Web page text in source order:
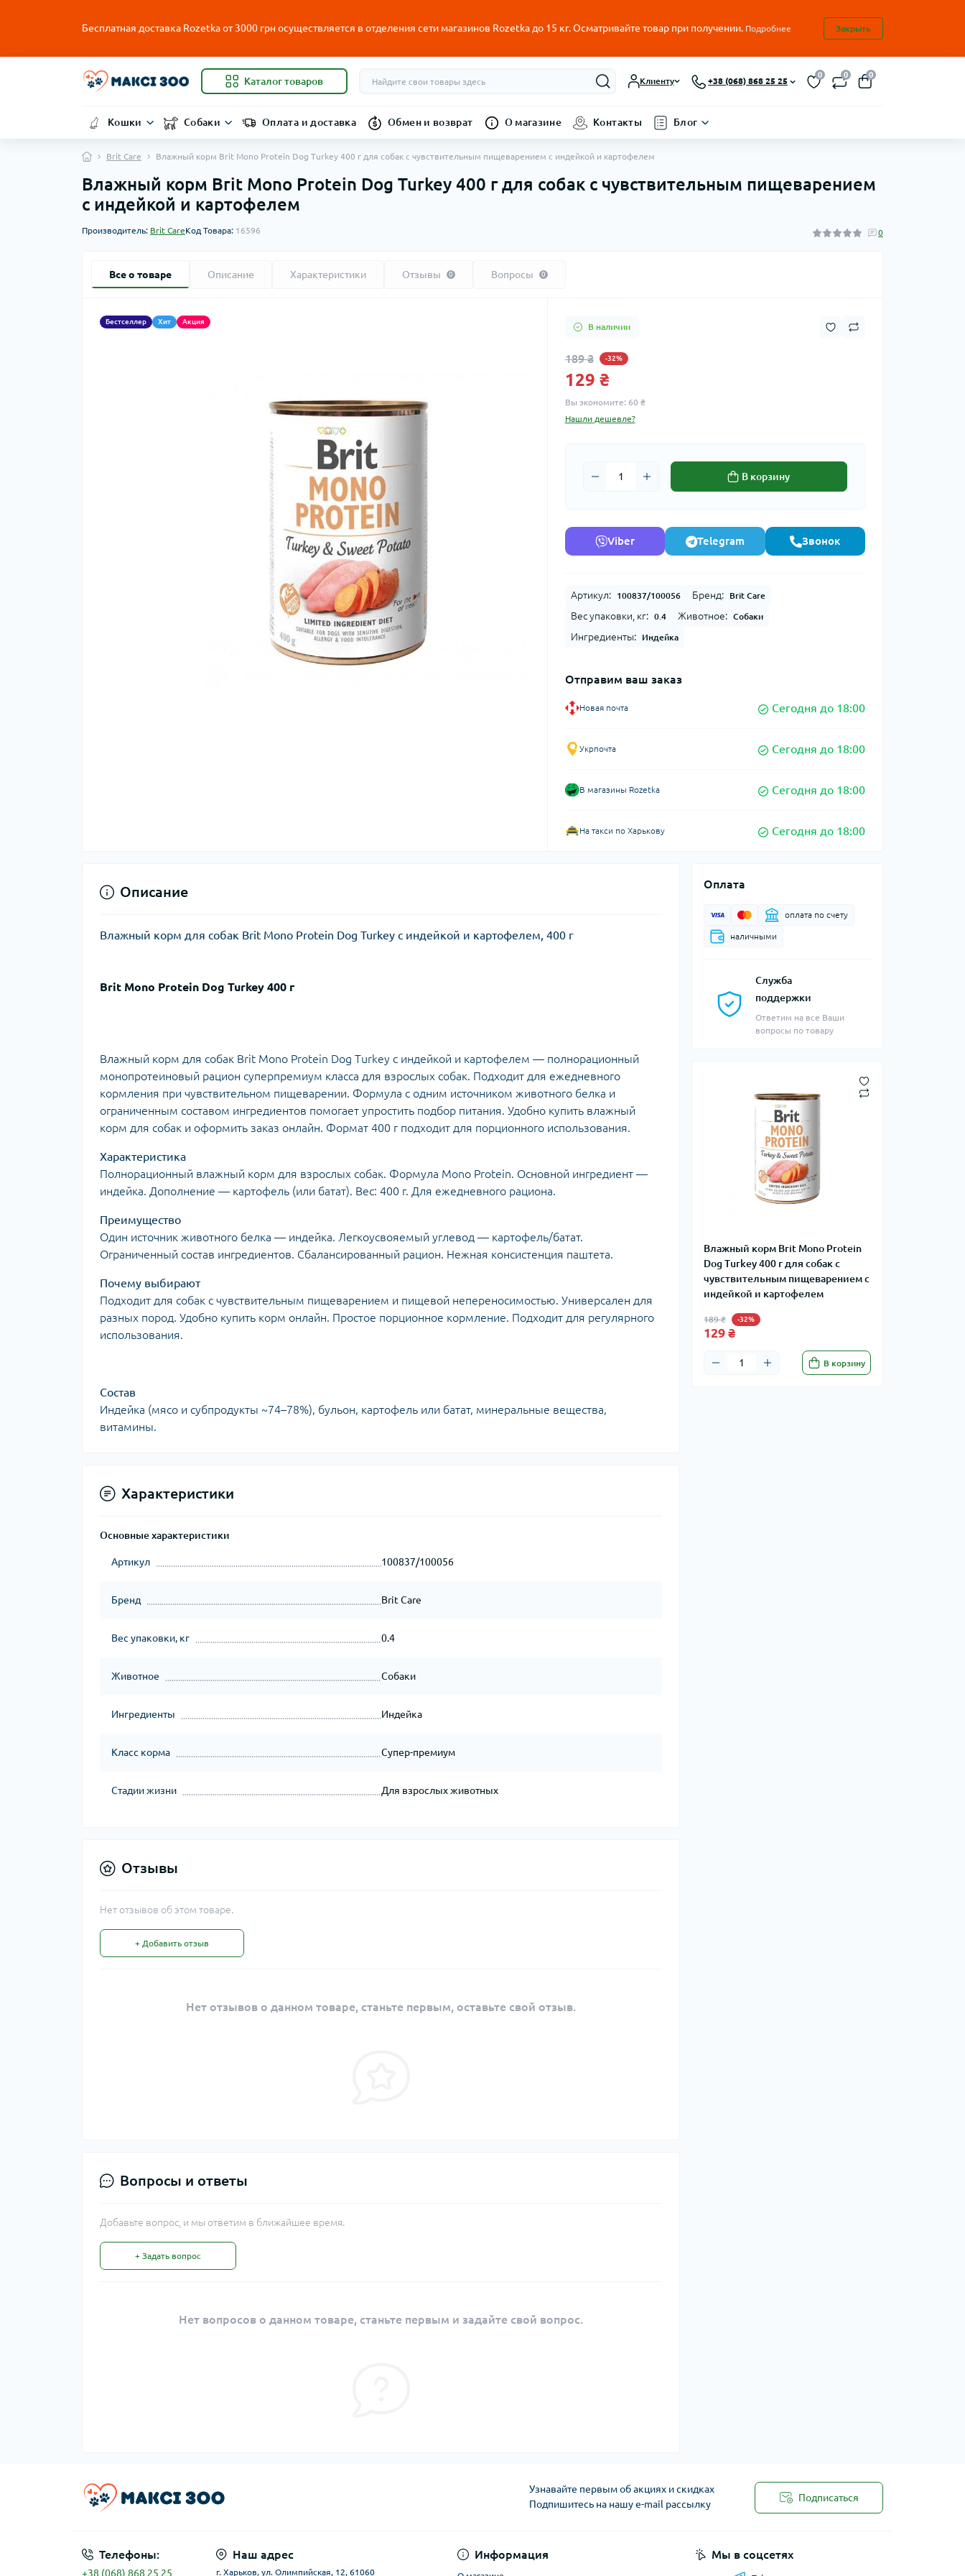
Бесплатная доставка Rozetka от3000 грн осуществляется в отделения сети магазинов Rozetka до 15 кг. Осматривайте товар при получении. Подробнее Закрыть
Каталог товаров Клиенту +38 (068) 868 25 25
0 0 0
Кошки Собаки Оплата и доставка Обмен и возврат О магазине Контакты Блог
Brit Care Влажный корм Brit Mono Protein Dog Turkey 400 г для собак с чувствительным пищеварением с индейкой и картофелем
Влажный корм Brit Mono Protein Dog Turkey 400 г для собак с чувствительным пищеварением
с индейкой и картофелем
Производитель: Brit CareКод Товара: 16596 0
Все о товаре Описание Характеристики Отзывы 0 Вопросы 0
Бестселлер Хит Акция
В наличии
189 ₴ -32%
129 ₴
Вы экономите: 60 ₴
Нашли дешевле?
В корзину
Viber Telegram Звонок
Артикул: 100837/100056 Бренд: Brit Care
Вес упаковки, кг: 0.4 Животное: Собаки
Ингредиенты: Индейка
Отправим ваш заказ
Новая почта Сегодня до 18:00
Укрпочта Сегодня до 18:00
В магазины Rozetka Сегодня до 18:00
На такси по Харькову Сегодня до 18:00
Оплата
оплата по счету
наличными
Служба
поддержки
Ответим на все Ваши
вопросы по товару
Влажный корм Brit Mono Protein
Dog Turkey 400 г для собак с
чувствительным пищеварением с
индейкой и картофелем
189 ₴ -32%
129 ₴
В корзину
Описание
Влажный корм для собак Brit Mono Protein Dog Turkey с индейкой и картофелем, 400 г
Brit Mono Protein Dog Turkey 400 г
Влажный корм для собак Brit Mono Protein Dog Turkey с индейкой и картофелем — полнорационный
монопротеиновый рацион суперпремиум класса для взрослых собак. Подходит для ежедневного
кормления при чувствительном пищеварении. Формула с одним источником животного белка и
ограниченным составом ингредиентов помогает упростить подбор питания. Удобно купить влажный
корм для собак и оформить заказ онлайн. Формат 400 г подходит для порционного использования.
Характеристика
Полнорационный влажный корм для взрослых собак. Формула Mono Protein. Основной ингредиент —
индейка. Дополнение — картофель (или батат). Вес: 400 г. Для ежедневного рациона.
Преимущество
Один источник животного белка — индейка. Легкоусвояемый углевод — картофель/батат.
Ограниченный состав ингредиентов. Сбалансированный рацион. Нежная консистенция паштета.
Почему выбирают
Подходит для собак с чувствительным пищеварением и пищевой непереносимостью. Универсален для
разных пород. Удобно купить корм онлайн. Простое порционное кормление. Подходит для регулярного
использования.
Состав
Индейка (мясо и субпродукты ~74–78%), бульон, картофель или батат, минеральные вещества,
витамины.
Характеристики
Основные характеристики
Артикул 100837/100056
Бренд Brit Care
Вес упаковки, кг 0.4
Животное Собаки
Ингредиенты Индейка
Класс корма Супер-премиум
Стадии жизни Для взрослых животных
Отзывы
Нет отзывов об этом товаре.
+ Добавить отзыв
Нет отзывов о данном товаре, станьте первым, оставьте свой отзыв.
Вопросы и ответы
Добавьте вопрос, и мы ответим в ближайшее время.
+ Задать вопрос
Нет вопросов о данном товаре, станьте первым и задайте свой вопрос.
Узнавайте первым об акциях и скидках
Подпишитесь на нашу e-mail рассылку
Подписаться
Телефоны:
+38 (068) 868 25 25
Наш адрес
г. Харьков, ул. Олимпийская, 12, 61060
Информация Мы в соцсетях